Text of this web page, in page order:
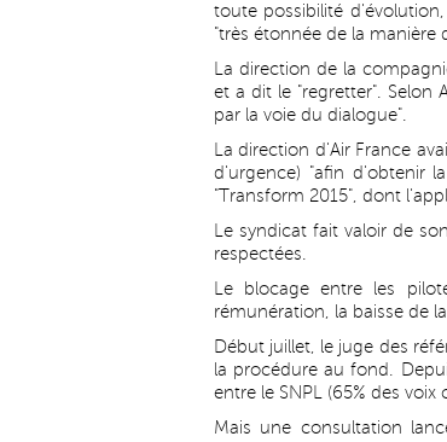
toute possibilité
"très étonnée de la manière
La direction de la
et a dit le "regretter". Selon
par la voie du dialogue".
La direction d'Air France
d'urgence) "afin d'obtenir
"Transform 2015", dont
Le syndicat fait valoir de
respectées.
Le blocage entre les
rémunération, la baisse de
Début juillet, le juge des
la procédure au fond.
entre le SNPL (65% des voix
Mais une consultation